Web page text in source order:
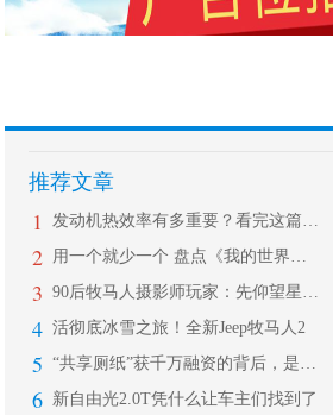
推荐文章
1 发动机热效率有多重要？看完这篇让你秒
2 用一个就少一个 盘点《我的世界》里放
3 90后牧马人摄影师玩家：先仰望星空，
4 活彻底冰雪之旅！全新Jeep牧马人2
5 “共享厕纸”获千万融资的背后，是一场
6 新自由光2.0T凭什么让车主们找到了